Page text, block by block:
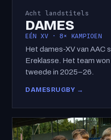
Acht landstitels
DAMES
EÉN XV · 8× KAMPIOEN
Het dames-XV van AAC
Ereklasse. Het team
tweede in 2025–26.
DAMESRUGBY →